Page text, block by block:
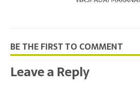
BE THE FIRST TO COMMENT
Leave a Reply